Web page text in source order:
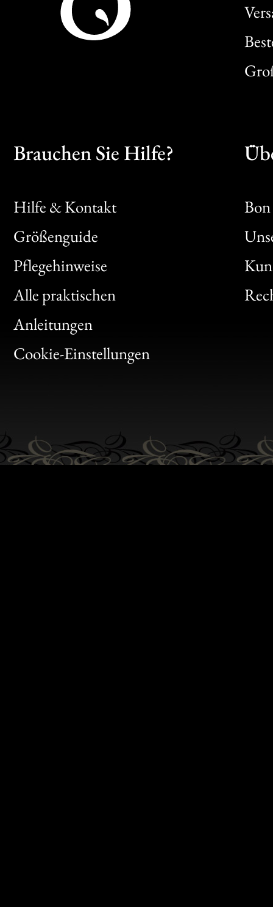
Brauchen Sie Hilfe?
Hilfe & Kontakt
Größenguide
Pflegehinweise
Alle praktischen
Anleitungen
Cookie-Einstellungen
Bon
Clic